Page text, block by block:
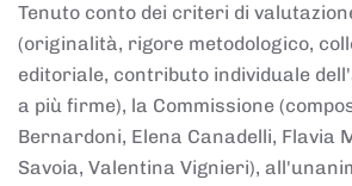
Tenuto conto dei criteri di
(originalità, rigore metodologico,
editoriale, contributo individuale
a più firme), la Commissione
Bernardoni, Elena Canadelli, Flavia
Savoia, Valentina Vignieri),